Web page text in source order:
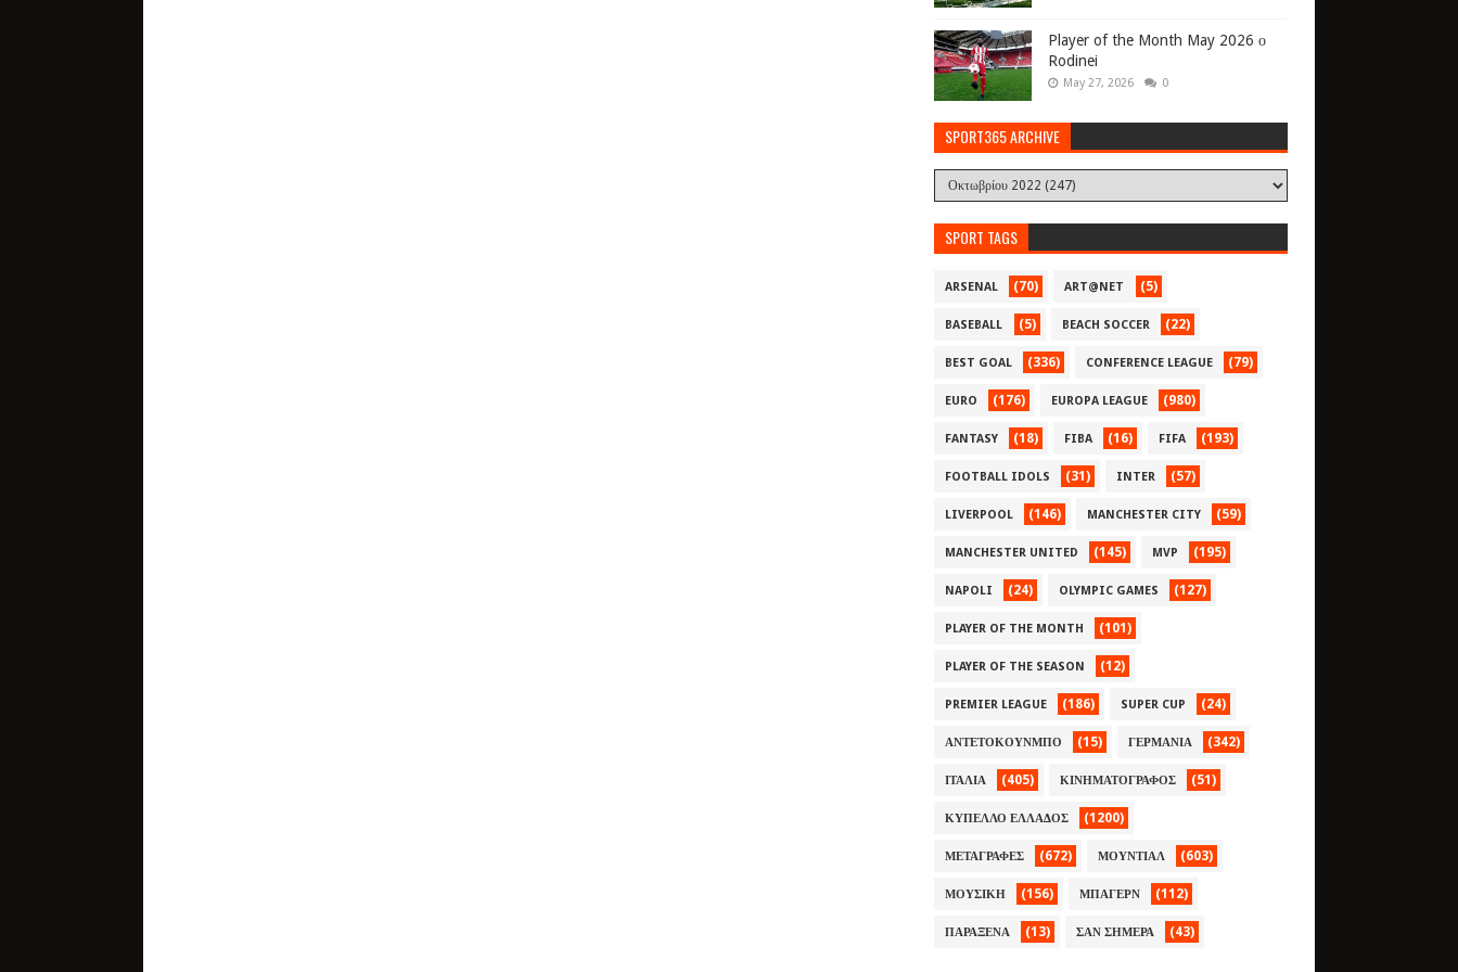
Player of the Month May 2026 ο
Rodinei
May 27, 2026 0
SPORT365 ARCHIVE
SPORT TAGS
ARSENAL (70) ART@NET (5)
BASEBALL (5) BEACH SOCCER (22)
BEST GOAL (336) CONFERENCE LEAGUE (79)
EURO (176) EUROPA LEAGUE (980)
FANTASY (18) FIBA (16) FIFA (193)
FOOTBALL IDOLS (31) INTER (57)
LIVERPOOL (146) MANCHESTER CITY (59)
MANCHESTER UNITED (145) MVP (195)
NAPOLI (24) OLYMPIC GAMES (127)
PLAYER OF THE MONTH (101)
PLAYER OF THE SEASON (12)
PREMIER LEAGUE (186) SUPER CUP (24)
ΑΝΤΕΤΟΚΟΥΝΜΠΟ (15) ΓΕΡΜΑΝΙΑ (342)
ΙΤΑΛΙΑ (405) ΚΙΝΗΜΑΤΟΓΡΑΦΟΣ (51)
ΚΥΠΕΛΛΟ ΕΛΛΑΔΟΣ (1200)
ΜΕΤΑΓΡΑΦΕΣ (672) ΜΟΥΝΤΙΑΛ (603)
ΜΟΥΣΙΚΗ (156) ΜΠΑΓΕΡΝ (112)
ΠΑΡΑΞΕΝΑ (13) ΣΑΝ ΣΗΜΕΡΑ (43)